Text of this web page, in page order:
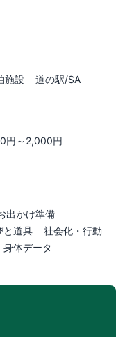
施設
道の駅/SA
円～2,000円
出かけ準備
と道具
社会化・行動
身体データ